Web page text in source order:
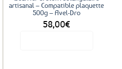
artisanal – Compatible plaquette
500g – Avel-Dro
58,00€